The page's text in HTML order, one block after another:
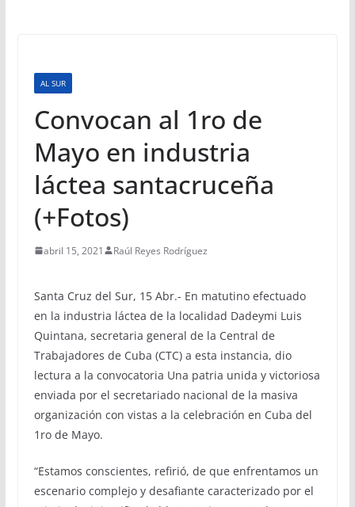
AL SUR
Convocan al 1ro de
Mayo en industria
láctea santacruceña
(+Fotos)
abril 15, 2021 Raúl Reyes Rodríguez
Santa Cruz del Sur, 15 Abr.- En matutino efectuado
en la industria láctea de la localidad Dadeymi Luis
Quintana, secretaria general de la Central de
Trabajadores de Cuba (CTC) a esta instancia, dio
lectura a la convocatoria Una patria unida y victoriosa
enviada por el secretariado nacional de la masiva
organización con vistas a la celebración en Cuba del
1ro de Mayo.
“Estamos conscientes, refirió, de que enfrentamos un
escenario complejo y desafiante caracterizado por el